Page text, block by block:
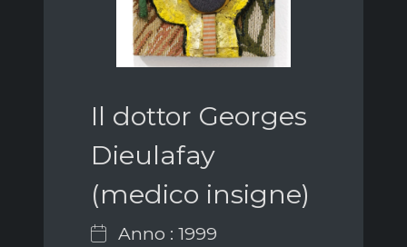
Il dottor Georges
Dieulafay
(medico insigne)
Anno : 1999